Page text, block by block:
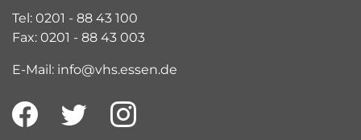
Tel: 0201 - 88 43 100
Fax: 0201 - 88 43 003
E-Mail: info@vhs.essen.de